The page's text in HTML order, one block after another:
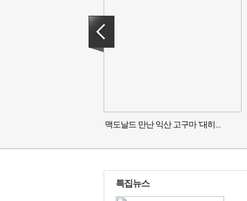
맥도날드 만난 익산 고구마 ‘대히...
특집뉴스